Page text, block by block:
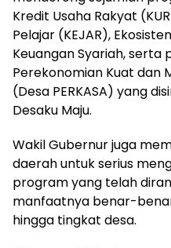
Kredit Usaha Rakyat
Pelajar (KEJAR),
Keuangan Syariah, serta
Perekonomian Kuat dan
(Desa PERKASA) yang
Desaku Maju.
Wakil Gubernur juga
daerah untuk serius
program yang telah
manfaatnya benar-
hingga tingkat desa.